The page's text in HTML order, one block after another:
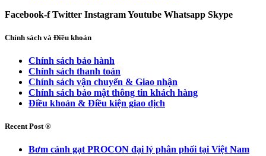
Facebook-f Twitter InstagramYoutube Whatsapp Skype
Chính sách và Điều khoản
Chính sách bảo hành
Chính sách thanh toán
Chính sách vận chuyển & Giao nhận
Chính sách bảo mật thông tin khách hàng
Điều khoản & Điều kiện giao dịch
Recent Post ®
Bơm cánh gạt PROCON đại lý phân phối tại Việt Nam